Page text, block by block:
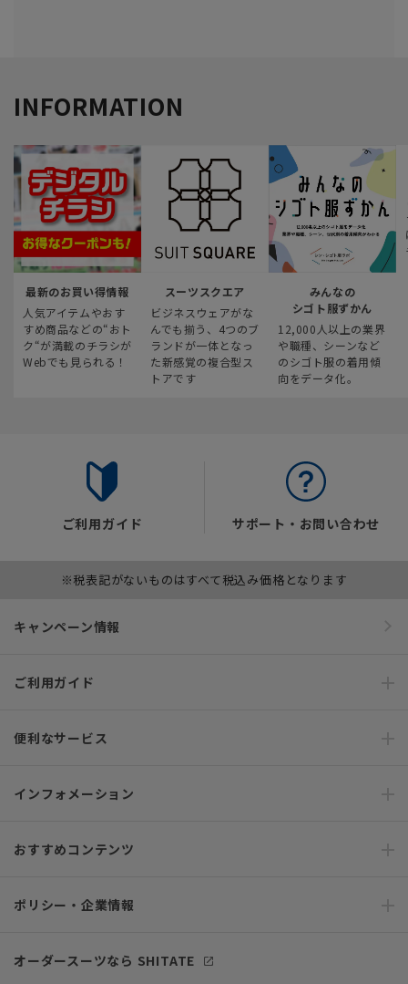
INFORMATION
最新のお買い得情報
人気アイテムやおす
すめ商品などの“おト
ク“が満載のチラシが
Webでも見られる！
スーツスクエア
ビジネスウェアがな
んでも揃う、4つのブ
ランドが一体となっ
た新感覚の複合型ス
トアです
みんなの
シゴト服ずかん
12,000人以上の業界
や職種、シーンなど
のシゴト服の着用傾
向をデータ化。
ご利用ガイド サポート・お問い合わせ
※税表記がないものはすべて税込み価格となります
キャンペーン情報
ご利用ガイド
便利なサービス
インフォメーション
おすすめコンテンツ
ポリシー・企業情報
オーダースーツなら SHITATE